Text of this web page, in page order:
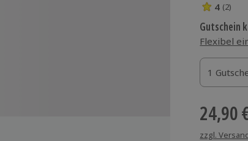
4 Sterne
4 (2)
Gutschein
Flexibel
1 Gutschein
1
1
24,90
zzgl.